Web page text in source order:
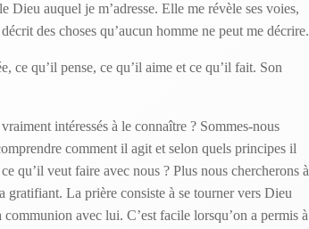
auquel je m’adresse. Elle me révèle ses voies,
des choses qu’aucun homme ne peut me décrire.
ce qu’il pense, ce qu’il aime et ce qu’il fait. Son
intéressés à le connaître ? Sommes-nous
comment il agit et selon quels principes il
qu’il veut faire avec nous ? Plus nous chercherons à
gratifiant. La prière consiste à se tourner vers Dieu
avec lui. C’est facile lorsqu’on a permis à